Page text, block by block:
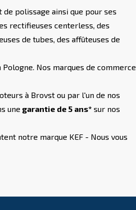
polissage ainsi que pour ses
rectifieuses centerless, des
de tubes, des affûteuses de
Nos marques de commerce
à Brovst ou par l'un de nos
une garantie de 5 ans* sur nos
notre marque KEF - Nous vous